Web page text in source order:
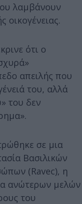
λαμβάνουν
οικογένειας.
ότι ο
απειλής που
του, αλλά
του δεν
σε μια
Βασιλικών
(Ravec), η
ανώτερων μελών
του